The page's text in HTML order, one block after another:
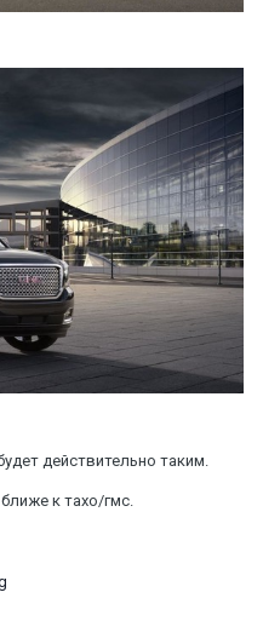
действительно таким.
к тахо/гмс.